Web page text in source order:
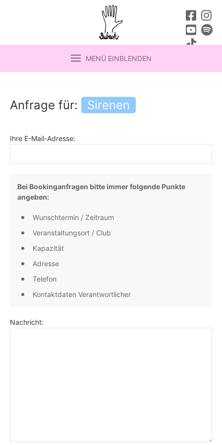
MENÜ EINBLENDEN
Anfrage für: Sirenen
Ihre E-Mail-Adresse:
Bei Bookinganfragen bitte immer folgende Punkte
angeben:
Wunschtermin / Zeitraum
Veranstaltungsort / Club
Kapazität
Adresse
Telefon
Kontaktdaten Verantwortlicher
Nachricht: